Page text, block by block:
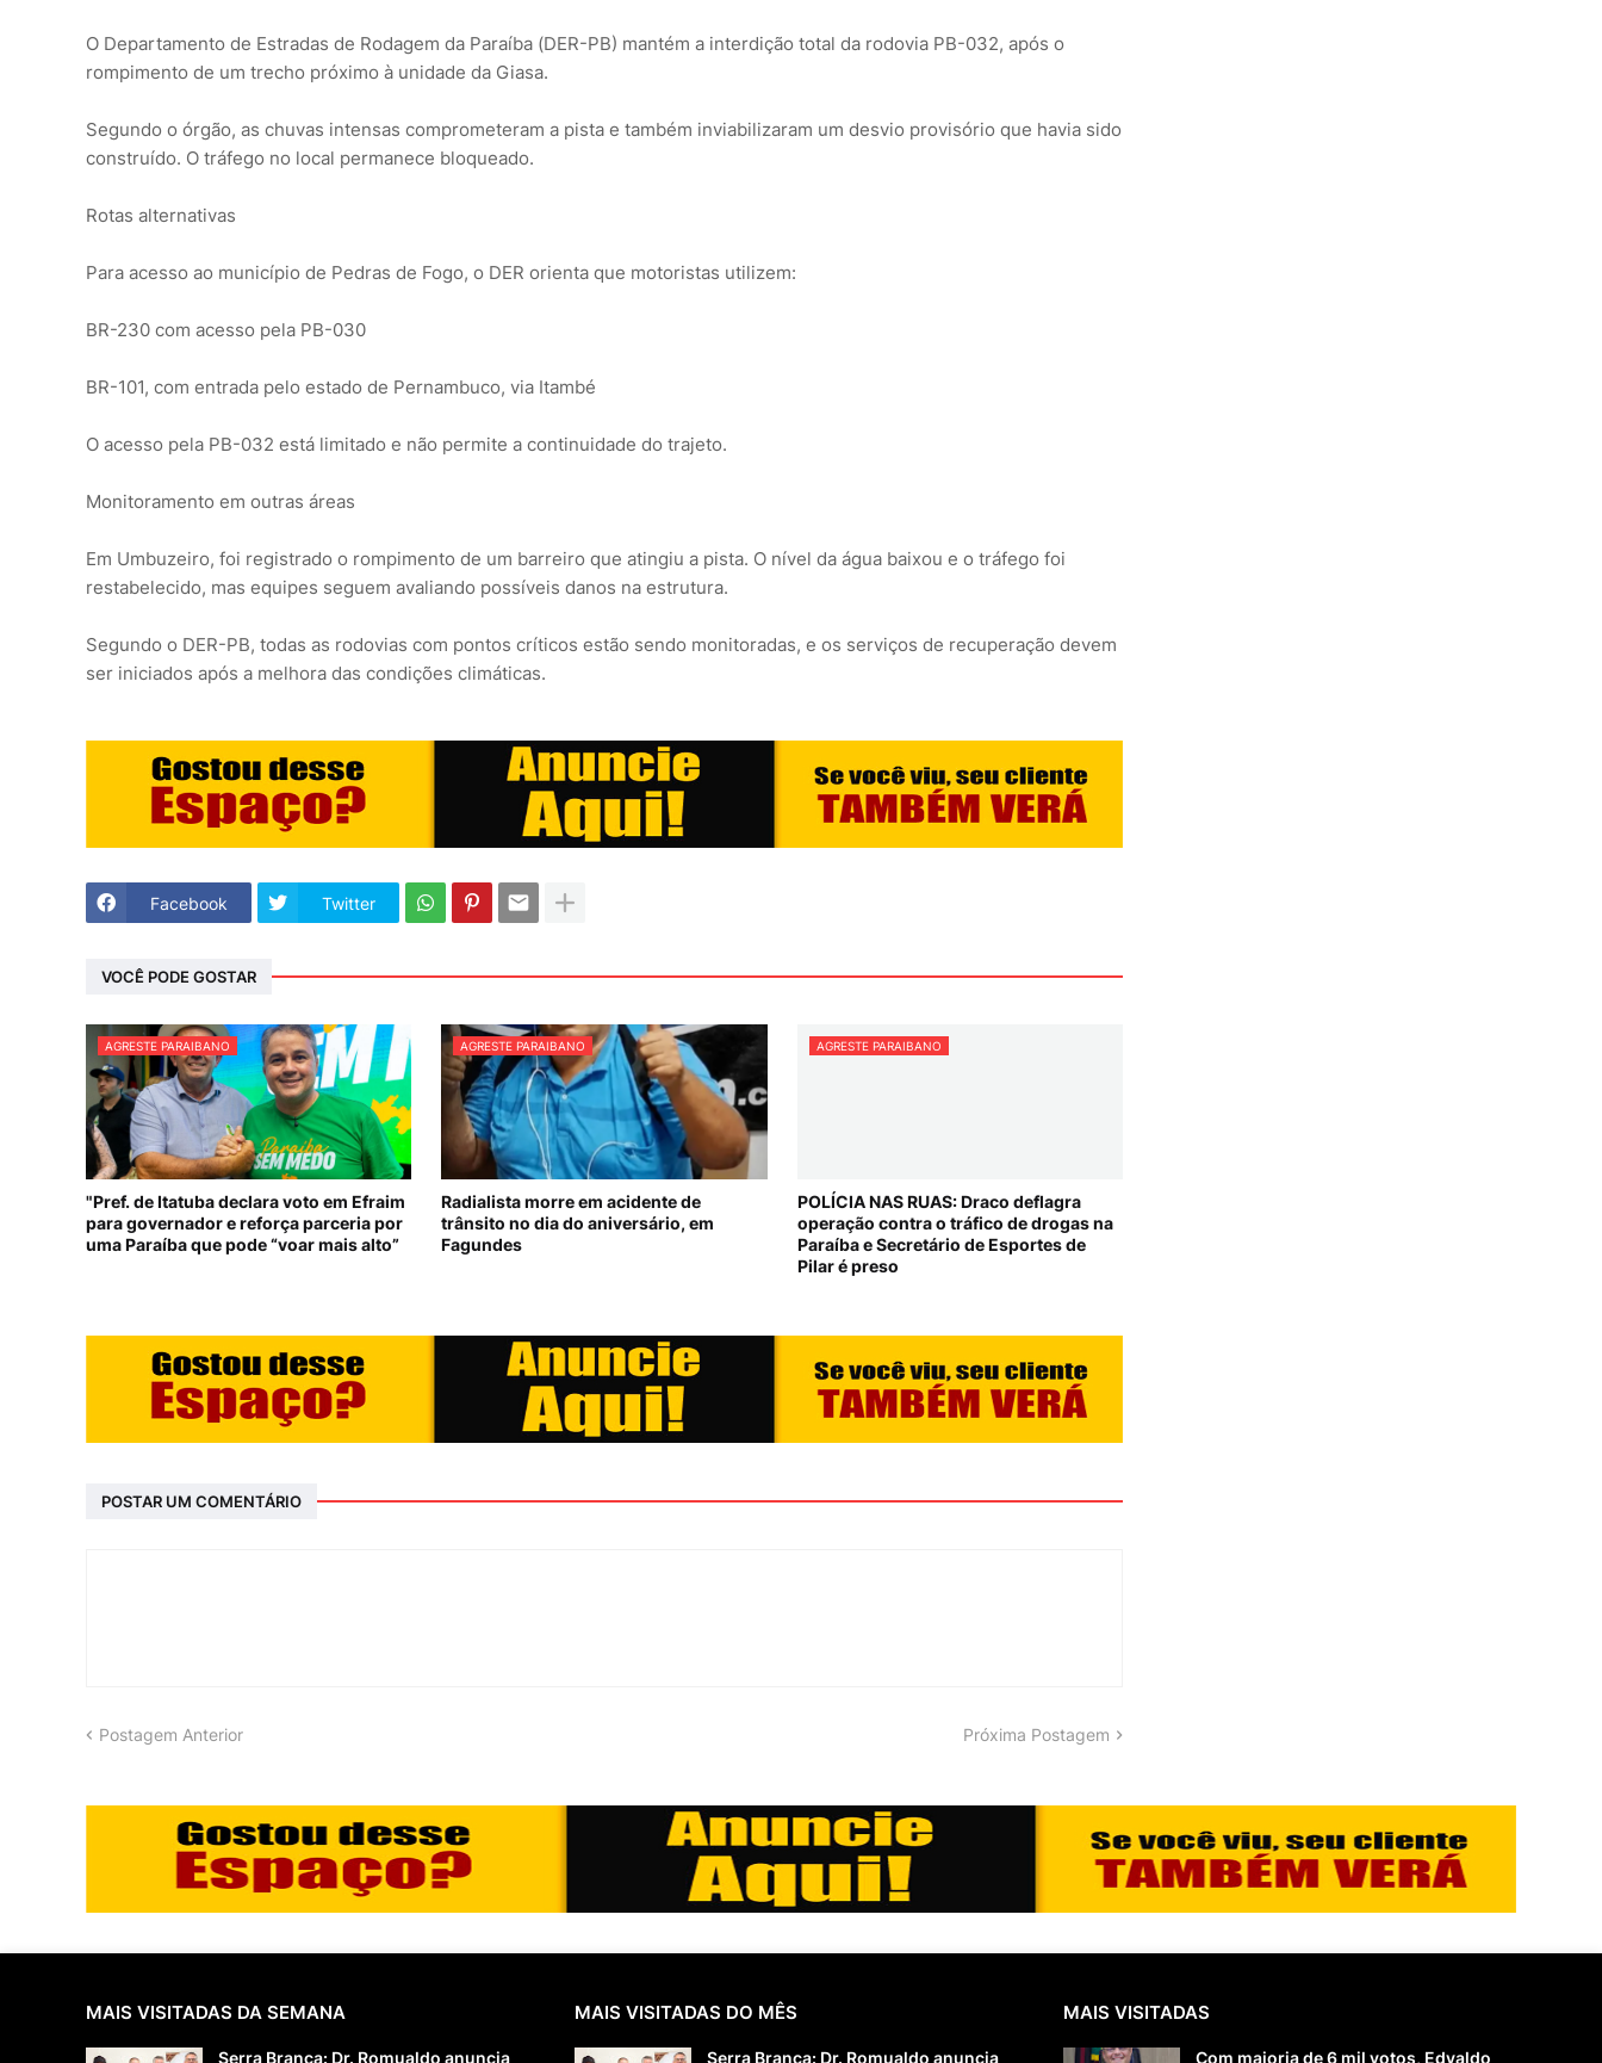
O Departamento de Estradas de Rodagem da Paraíba (DER-PB) mantém a interdição total da rodovia PB-032, após o
rompimento de um trecho próximo à unidade da Giasa.
Segundo o órgão, as chuvas intensas comprometeram a pista e também inviabilizaram um desvio provisório que havia sido
construído. O tráfego no local permanece bloqueado.
Rotas alternativas
Para acesso ao município de Pedras de Fogo, o DER orienta que motoristas utilizem:
BR-230 com acesso pela PB-030
BR-101, com entrada pelo estado de Pernambuco, via Itambé
O acesso pela PB-032 está limitado e não permite a continuidade do trajeto.
Monitoramento em outras áreas
Em Umbuzeiro, foi registrado o rompimento de um barreiro que atingiu a pista. O nível da água baixou e o tráfego foi
restabelecido, mas equipes seguem avaliando possíveis danos na estrutura.
Segundo o DER-PB, todas as rodovias com pontos críticos estão sendo monitoradas, e os serviços de recuperação devem
ser iniciados após a melhora das condições climáticas.
Facebook Twitter
VOCÊ PODE GOSTAR
AGRESTE PARAIBANO
"Pref. de Itatuba declara voto em Efraim
para governador e reforça parceria por
uma Paraíba que pode “voar mais alto”
AGRESTE PARAIBANO
Radialista morre em acidente de
trânsito no dia do aniversário, em
Fagundes
AGRESTE PARAIBANO
POLÍCIA NAS RUAS: Draco deflagra
operação contra o tráfico de drogas na
Paraíba e Secretário de Esportes de
Pilar é preso
POSTAR UM COMENTÁRIO
Postagem Anterior Próxima Postagem
MAIS VISITADAS DA SEMANA
Serra Branca: Dr. Romualdo anuncia
MAIS VISITADAS DO MÊS
Serra Branca: Dr. Romualdo anuncia
MAIS VISITADAS
Com maioria de 6 mil votos, Edvaldo